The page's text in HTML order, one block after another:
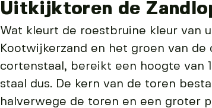
Uitkijktoren de
Wat kleurt de roestbruine kleur van
Kootwijkerzand en het groen van
cortenstaal, bereikt een hoogte van
staal dus. De kern van de toren
halverwege de toren en een groter